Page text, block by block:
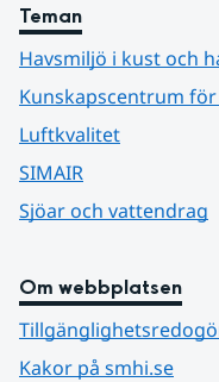
Teman
Havsmiljö i kust och
Kunskapscentrum
Luftkvalitet
SIMAIR
Sjöar och vattendrag
Om webbplatsen
Kakor på smhi.se